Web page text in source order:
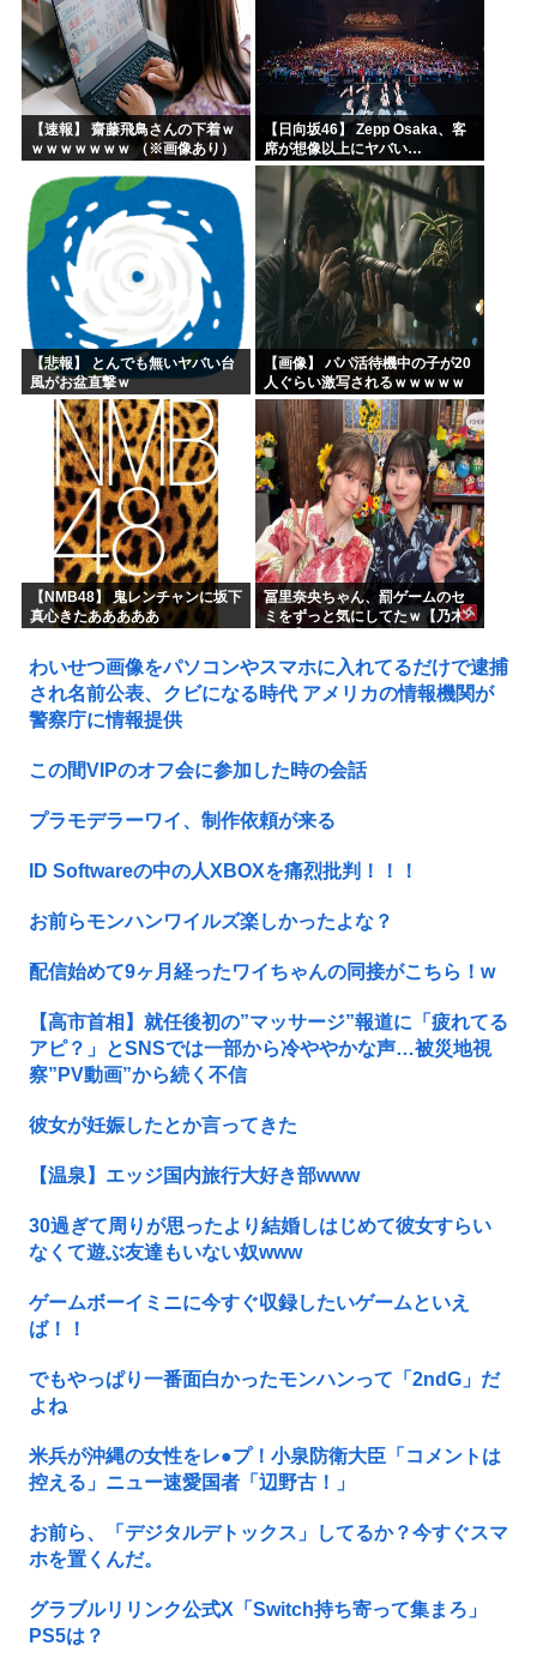
【速報】 齋藤飛鳥さんの下着ｗ
ｗｗｗｗｗｗｗ （※画像あり）
【日向坂46】 Zepp Osaka、客
席が想像以上にヤバい…
【悲報】 とんでも無いヤバい台
風がお盆直撃ｗ
【画像】 パパ活待機中の子が20
人ぐらい激写されるｗｗｗｗｗ
ｗｗｗｗｗｗ
【NMB48】 鬼レンチャンに坂下
真心きたあああああ
冨里奈央ちゃん、罰ゲームのセ
ミをずっと気にしてたｗ【乃木
わいせつ画像をパソコンやスマホに入れてるだけで逮捕
され名前公表、クビになる時代 アメリカの情報機関が
警察庁に情報提供
この間VIPのオフ会に参加した時の会話
プラモデラーワイ、制作依頼が来る
ID Softwareの中の人XBOXを痛烈批判！！！
お前らモンハンワイルズ楽しかったよな？
配信始めて9ヶ月経ったワイちゃんの同接がこちら！w
【高市首相】就任後初の”マッサージ”報道に「疲れてる
アピ？」とSNSでは一部から冷ややかな声…被災地視
察”PV動画”から続く不信
彼女が妊娠したとか言ってきた
【温泉】エッジ国内旅行大好き部www
30過ぎて周りが思ったより結婚しはじめて彼女すらい
なくて遊ぶ友達もいない奴www
ゲームボーイミニに今すぐ収録したいゲームといえ
ば！！
でもやっぱり一番面白かったモンハンって「2ndG」だ
よね
米兵が沖縄の女性をレ●プ！小泉防衛大臣「コメントは
控える」ニュー速愛国者「辺野古！」
お前ら、「デジタルデトックス」してるか？今すぐスマ
ホを置くんだ。
グラブルリリンク公式X「Switch持ち寄って集まろ」
PS5は？